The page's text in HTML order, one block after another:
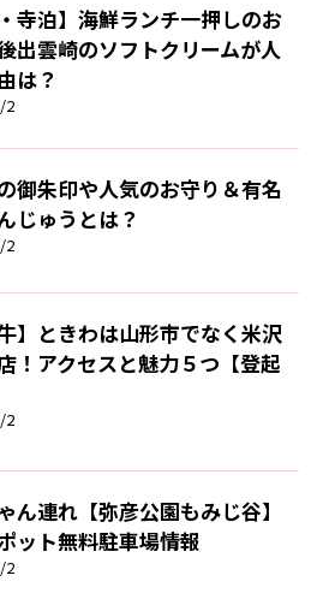
・寺泊】海鮮ランチ一押しのお
出雲崎のソフトクリームが人
は？
2
御朱印や人気のお守り＆有名
じゅうとは？
2
牛】ときわは山形市でなく米沢
！アクセスと魅力５つ【登起
2
ん連れ【弥彦公園もみじ谷】
ット無料駐車場情報
2